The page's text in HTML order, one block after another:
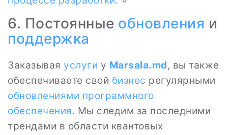
6. Постоянные обновления и
поддержка
Заказывая услуги у Marsala.md, вы также
обеспечиваете свой бизнес регулярными
обновлениями программного
обеспечения. Мы следим за последними
трендами в области квантовых